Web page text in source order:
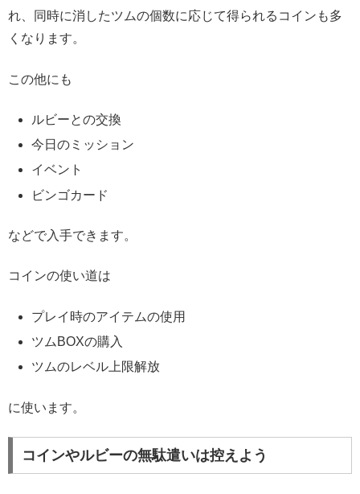
れ、同時に消したツムの個数に応じて得られるコインも多
くなります。
この他にも
ルビーとの交換
今日のミッション
イベント
ビンゴカード
などで入手できます。
コインの使い道は
プレイ時のアイテムの使用
ツムBOXの購入
ツムのレベル上限解放
に使います。
コインやルビーの無駄遣いは控えよう